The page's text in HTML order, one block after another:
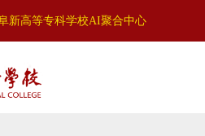
新高等专科学校AI聚合中心